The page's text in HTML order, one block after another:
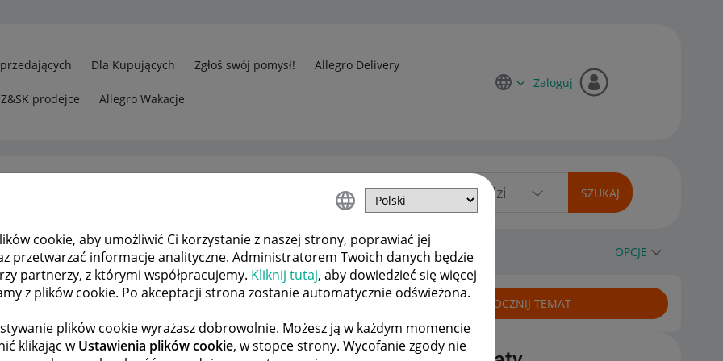
cookie, aby umożliwić Ci korzystanie z naszej strony, poprawiać jej
przetwarzać informacje analityczne. Administratorem Twoich danych będzie
partnerzy, z którymi współpracujemy. Kliknij tutaj, aby dowiedzieć się więcej
z plików cookie. Po akceptacji strona zostanie automatycznie odświeżona.
plików cookie wyrażasz dobrowolnie. Możesz ją w każdym momencie
klikając wUstawienia plików cookie, w stopce strony. Wycofanie zgody nie
Dla Kupujących Zgłoś swój pomysł! Allegro Delivery
prodejce Allegro Wakacje
Zaloguj
Terminy dostaw ... OPCJE
POPRZEDNIA NASTĘPNA
ROZPOCZNIJ TEMAT